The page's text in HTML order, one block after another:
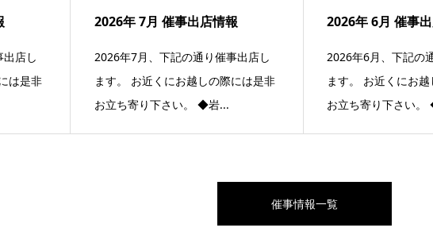
店し
は是非
2026年 7月 催事出店情報
2026年7月、下記の通り催事出店し
ます。 お近くにお越しの際には是非
お立ち寄り下さい。 ◆岩...
2026年 6月 催事
2026年6月、下記の
ます。 お近くにお
お立ち寄り下さい
催事情報一覧